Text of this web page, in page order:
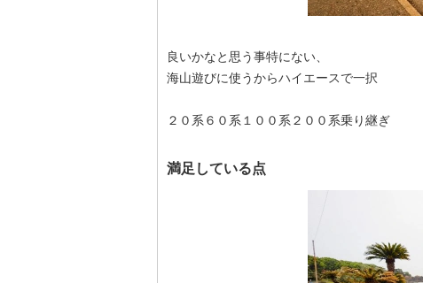
良いかなと思う事特にない、
海山遊びに使うからハイエースで一択
２０系６０系１００系２００系乗り継ぎ
満足している点